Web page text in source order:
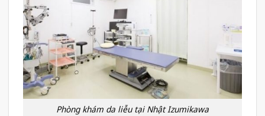
Phòng khám da liễu tại Nhật Izumikawa